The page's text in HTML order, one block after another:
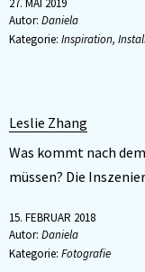
27. MAI 2019
Autor: Daniela
Kategorie: Inspiration,
Leslie Zhang
Was kommt nach
müssen? Die
15. FEBRUAR 2018
Autor: Daniela
Kategorie: Fotografie